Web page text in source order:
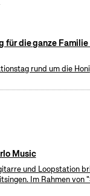
für die ganze
rund um die
Music
und Loopstation
Im Rahmen von